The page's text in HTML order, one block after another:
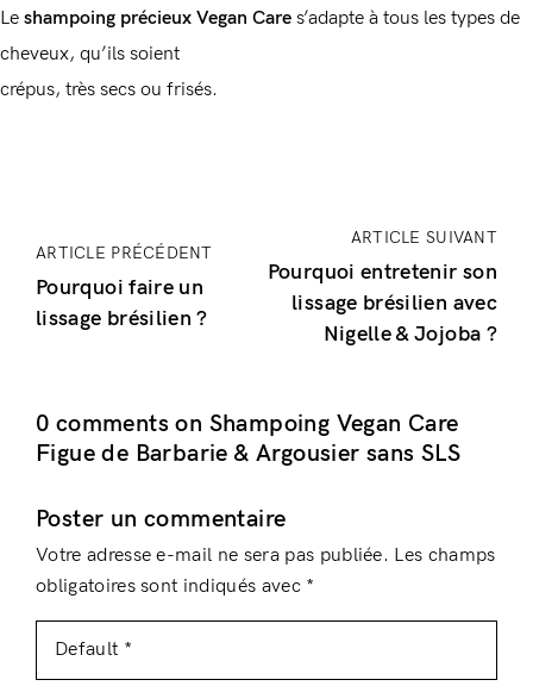
Connexion
Mot de passe perdu ?
Souvenez-vous de moi
Vous n'avez pas de compte ?
Registre
Le shampoing précieux Vegan Care s’adapte à tous les types de
cheveux, qu’ils soient
crépus, très secs ou frisés.
ARTICLE PRÉCÉDENT
Pourquoi faire un
lissage brésilien ?
ARTICLE SUIVANT
Pourquoi entretenir son
lissage brésilien avec
Nigelle & Jojoba ?
0 comments on Shampoing Vegan Care
Figue de Barbarie & Argousier sans SLS
Poster un commentaire
Votre adresse e-mail ne sera pas publiée. Les champs
obligatoires sont indiqués avec *